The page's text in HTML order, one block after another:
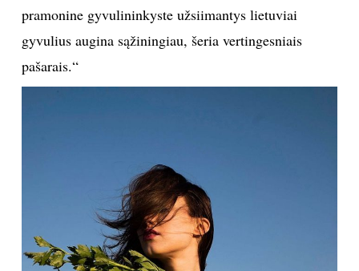
pramonine gyvulininkyste užsiimantys lietuviai
gyvulius augina sąžiningiau, šeria vertingesniais
pašarais.“